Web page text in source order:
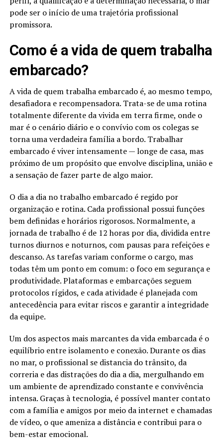
pode ser o início de uma trajetória profissional
promissora.
Como é a vida de quem trabalha
embarcado?
A vida de quem trabalha embarcado é, ao mesmo tempo,
desafiadora e recompensadora. Trata-se de uma rotina
totalmente diferente da vivida em terra firme, onde o
mar é o cenário diário e o convívio com os colegas se
torna uma verdadeira família a bordo. Trabalhar
embarcado é viver intensamente — longe de casa, mas
próximo de um propósito que envolve disciplina, união e
a sensação de fazer parte de algo maior.
O dia a dia no trabalho embarcado é regido por
organização e rotina. Cada profissional possui funções
bem definidas e horários rigorosos. Normalmente, a
jornada de trabalho é de 12 horas por dia, dividida entre
turnos diurnos e noturnos, com pausas para refeições e
descanso. As tarefas variam conforme o cargo, mas
todas têm um ponto em comum: o foco em segurança e
produtividade. Plataformas e embarcações seguem
protocolos rígidos, e cada atividade é planejada com
antecedência para evitar riscos e garantir a integridade
da equipe.
Um dos aspectos mais marcantes da vida embarcada é o
equilíbrio entre isolamento e conexão. Durante os dias
no mar, o profissional se distancia do trânsito, da
correria e das distrações do dia a dia, mergulhando em
um ambiente de aprendizado constante e convivência
intensa. Graças à tecnologia, é possível manter contato
com a família e amigos por meio da internet e chamadas
de vídeo, o que ameniza a distância e contribui para o
bem-estar emocional.